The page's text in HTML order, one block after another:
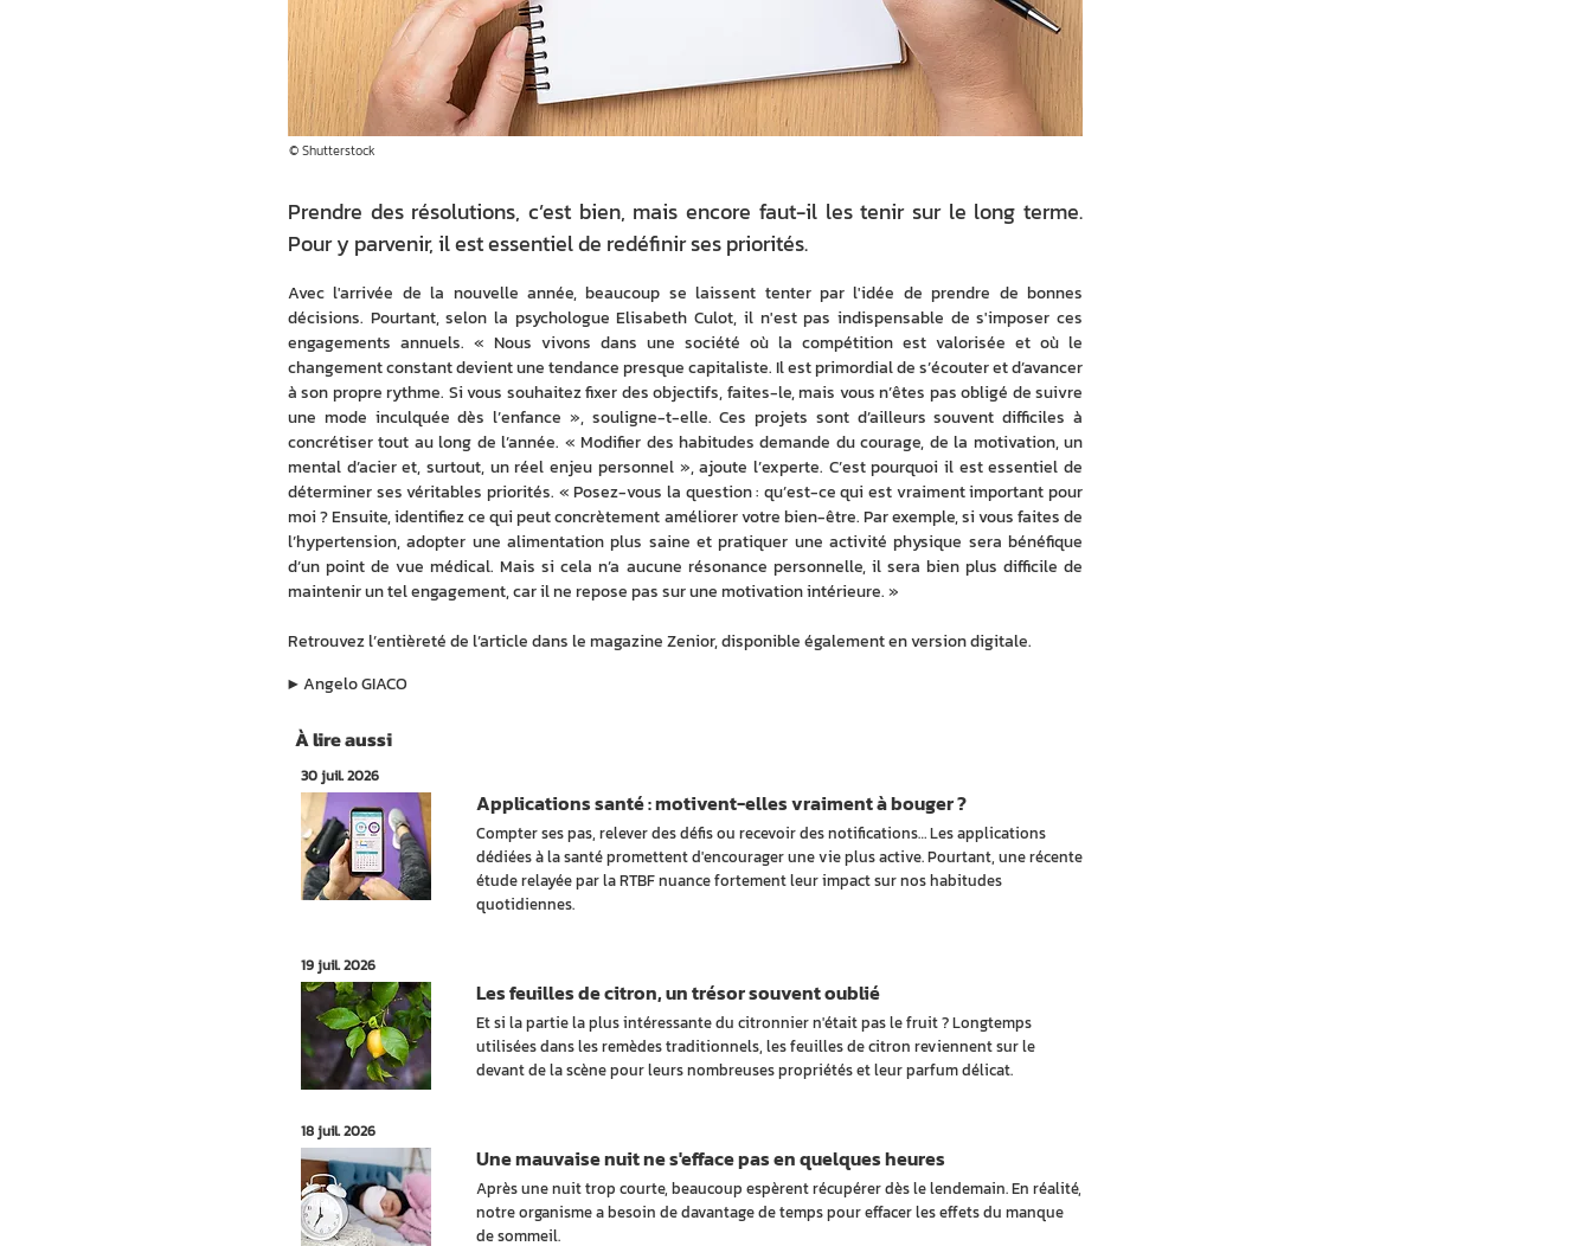
© Shutterstock
Prendre des résolutions, c’est bien, mais encore faut-il les tenir sur le long terme.
Pour y parvenir, il est essentiel de redéfinir ses priorités.
Avec l'arrivée de la nouvelle année, beaucoup se laissent tenter par l'idée de prendre de bonnes
décisions. Pourtant, selon la psychologue Elisabeth Culot, il n'est pas indispensable de s'imposer ces
engagements annuels. « Nous vivons dans une société où la compétition est valorisée et où le
changement constant devient une tendance presque capitaliste. Il est primordial de s’écouter et d’avancer
à son propre rythme. Si vous souhaitez fixer des objectifs, faites-le, mais vous n’êtes pas obligé de suivre
une mode inculquée dès l’enfance », souligne-t-elle. Ces projets sont d’ailleurs souvent difficiles à
concrétiser tout au long de l’année. « Modifier des habitudes demande du courage, de la motivation, un
mental d’acier et, surtout, un réel enjeu personnel », ajoute l’experte. C’est pourquoi il est essentiel de
déterminer ses véritables priorités. « Posez-vous la question : qu’est-ce qui est vraiment important pour
moi ? Ensuite, identifiez ce qui peut concrètement améliorer votre bien-être. Par exemple, si vous faites de
l’hypertension, adopter une alimentation plus saine et pratiquer une activité physique sera bénéfique
d’un point de vue médical. Mais si cela n’a aucune résonance personnelle, il sera bien plus difficile de
maintenir un tel engagement, car il ne repose pas sur une motivation intérieure. »
Retrouvez l’entièreté de l’article dans le magazine Zenior, disponible également en version digitale.
Angelo GIACO
▶︎
À lire aussi
30 juil. 2026
Compter ses pas, relever des défis ou recevoir des notifications… Les applications
dédiées à la santé promettent d'encourager une vie plus active. Pourtant, une récente
étude relayée par la RTBF nuance fortement leur impact sur nos habitudes
quotidiennes.
Applications santé : motivent-elles vraiment à bouger ?
19 juil. 2026
Et si la partie la plus intéressante du citronnier n'était pas le fruit ? Longtemps
utilisées dans les remèdes traditionnels, les feuilles de citron reviennent sur le
devant de la scène pour leurs nombreuses propriétés et leur parfum délicat.
Les feuilles de citron, un trésor souvent oublié
18 juil. 2026
Après une nuit trop courte, beaucoup espèrent récupérer dès le lendemain. En réalité,
notre organisme a besoin de davantage de temps pour effacer les effets du manque
de sommeil.
Une mauvaise nuit ne s'efface pas en quelques heures